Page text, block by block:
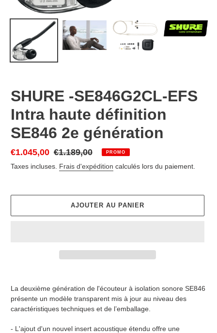
SHURE -SE846G2CL-EFS
Intra haute définition
SE846 2e génération
Prix
réduit
€1.045,00 Prix
normal
€1.189,00 PROMO
Taxes incluses. Frais d'expédition calculés lors du paiement.
AJOUTER AU PANIER
à
La deuxième génération de l'écouteur à isolation sonore SE846
présente un modèle transparent mis à jour au niveau des
caractéristiques techniques et de l’emballage.
- L'ajout d'un nouvel insert acoustique étendu offre une